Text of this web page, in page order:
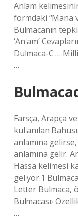
Anlam
formdaki “Mana
Bulmacanın
‘Anlam’
Dulmaca-C …
…
Farsça, Arapça
kullanılan
anlamına
anlamına gelir.
Hassa kelimesi
geliyor.1
Letter Bulmaca,
Bulmacası›
…